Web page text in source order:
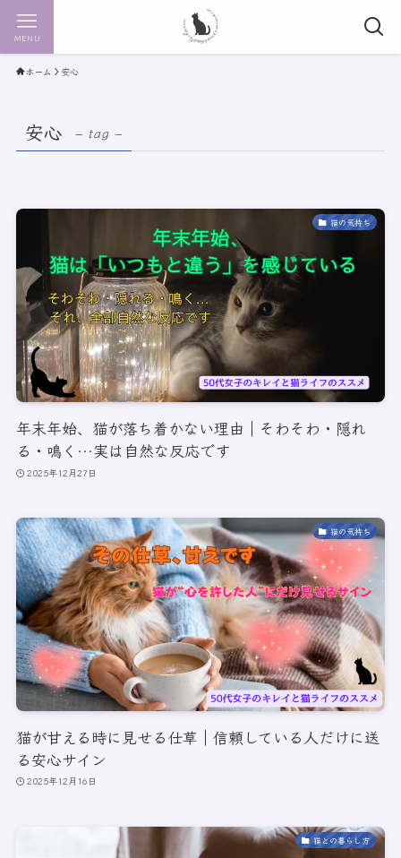
MENU
ホーム 安心
安心 – tag –
猫の気持ち
年末年始、猫が落ち着かない理由｜そわそわ・隠れ
る・鳴く…実は自然な反応です
2025年12月27日
猫の気持ち
猫が甘える時に見せる仕草｜信頼している人だけに送
る安心サイン
2025年12月16日
猫との暮らし方